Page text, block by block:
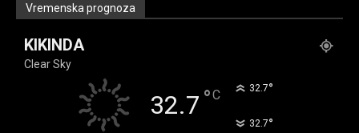
Vremenska prognoza
KIKINDA
Clear Sky
32.7 °C 32.7°
32.7°